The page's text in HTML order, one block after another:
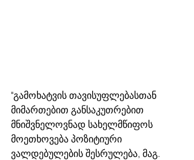
"გამოხატვის თავისუფლებასთან
მიმართებით განსაკუთრებით
მნიშვნელოვნად სახელმწიფოს
მოეთხოვება პოზიტიური
ვალდებულების შესრულება, მაგ.